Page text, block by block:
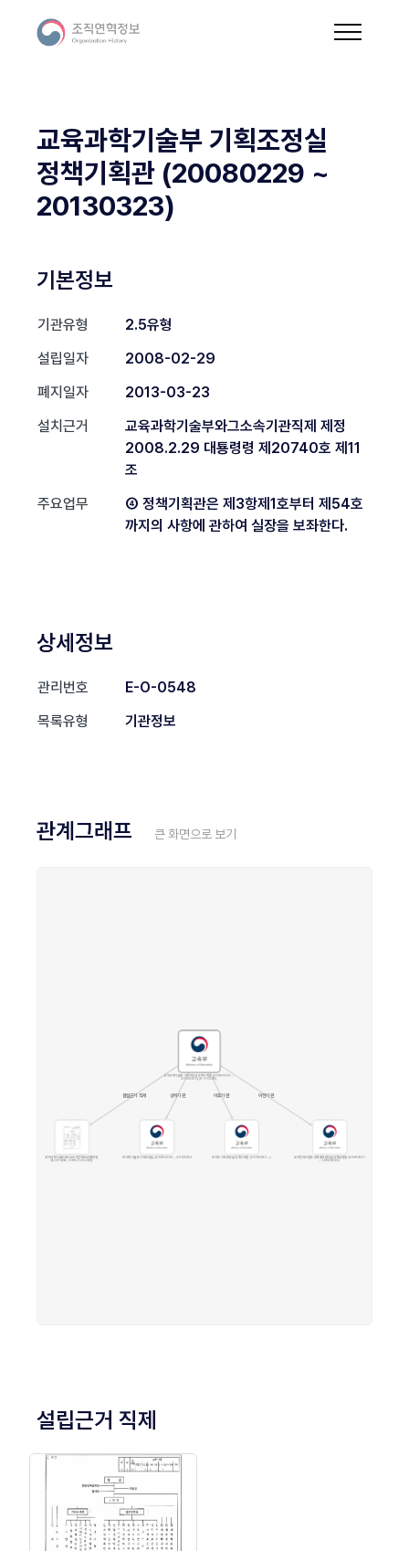
교육과학기술부 기획조정실
정책기획관 (20080229 ~
20130323)
기본정보
기관유형
2.5유형
설립일자
2008-02-29
폐지일자
2013-03-23
설치근거
교육과학기술부와그소속기관직제 제정
2008.2.29 대툥령령 제20740호 제11
조
주요업무
④ 정책기획관은 제3항제1호부터 제54호
까지의 사항에 관하여 실장을 보좌한다.
상세정보
관리번호
E-O-0548
목록유형
기관정보
관계그래프 큰 화면으로 보기
설립근거 직제